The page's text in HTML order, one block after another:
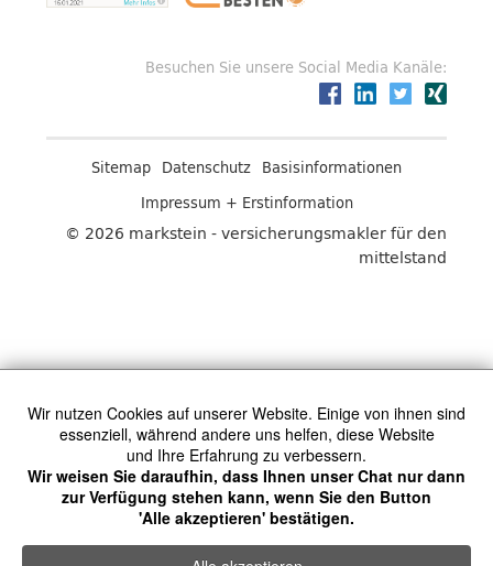
Besuchen Sie unsere Social Media Kanäle:
Sitemap Datenschutz Basisinformationen
Impressum + Erstinformation
© 2026 markstein - versicherungsmakler für den
mittelstand
Wir nutzen Cookies auf unserer Website. Einige von ihnen sind
essenziell, während andere uns helfen, diese Website
und Ihre Erfahrung zu verbessern.
Wir weisen Sie daraufhin, dass Ihnen unser Chat nur dann
zur Verfügung stehen kann, wenn Sie den Button
'Alle akzeptieren' bestätigen.